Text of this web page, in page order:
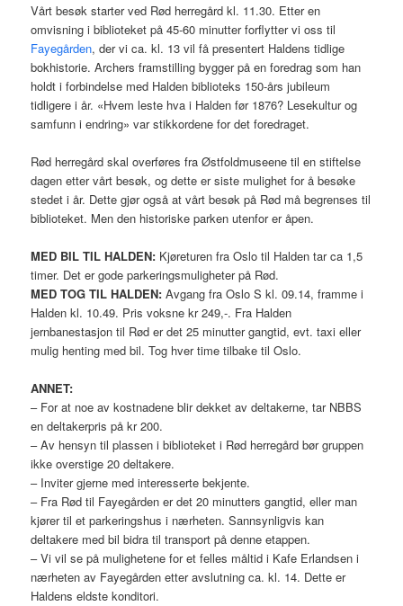
Vårt besøk starter ved Rød herregård kl. 11.30. Etter en
omvisning i biblioteket på 45-60 minutter forflytter vi oss til
Fayegården, der vi ca. kl. 13 vil få presentert Haldens tidlige
bokhistorie. Archers framstilling bygger på en foredrag som han
holdt i forbindelse med Halden biblioteks 150-års jubileum
tidligere i år. «Hvem leste hva i Halden før 1876? Lesekultur og
samfunn i endring» var stikkordene for det foredraget.
Rød herregård skal overføres fra Østfoldmuseene til en stiftelse
dagen etter vårt besøk, og dette er siste mulighet for å besøke
stedet i år. Dette gjør også at vårt besøk på Rød må begrenses til
biblioteket. Men den historiske parken utenfor er åpen.
MED BIL TIL HALDEN: Kjøreturen fra Oslo til Halden tar ca 1,5
timer. Det er gode parkeringsmuligheter på Rød.
MED TOG TIL HALDEN: Avgang fra Oslo S kl. 09.14, framme i
Halden kl. 10.49. Pris voksne kr 249,-. Fra Halden
jernbanestasjon til Rød er det 25 minutter gangtid, evt. taxi eller
mulig henting med bil. Tog hver time tilbake til Oslo.
ANNET:
– For at noe av kostnadene blir dekket av deltakerne, tar NBBS
en deltakerpris på kr 200.
– Av hensyn til plassen i biblioteket i Rød herregård bør gruppen
ikke overstige 20 deltakere.
– Inviter gjerne med interesserte bekjente.
– Fra Rød til Fayegården er det 20 minutters gangtid, eller man
kjører til et parkeringshus i nærheten. Sannsynligvis kan
deltakere med bil bidra til transport på denne etappen.
– Vi vil se på mulighetene for et felles måltid i Kafe Erlandsen i
nærheten av Fayegården etter avslutning ca. kl. 14. Dette er
Haldens eldste konditori.